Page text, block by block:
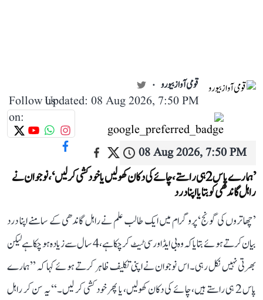
قومی آواز بیورو
Updated: 08 Aug 2026, 7:50 PM
Follow us
on:
08 Aug 2026, 7:50 PM
’ہمارے پاس 2 ہی راستے، چائے کی دکان کھولیں یا خودکشی کر لیں‘، نوجوان نے
راہل گاندھی کو بتایا اپنا درد
’چھاتروں کی گونج‘ پروگرام میں ایک طالب علم نے راہل گاندھی کے سامنے اپنا درد
بیان کرتے ہوئے بتایا کہ وہ بی ایڈ اور سی ٹیٹ کر چکا ہے، 4 سال سے زیادہ ہو چکا ہے لیکن
بھرتی نہیں نکل رہی۔ اس نوجوان نے اپنی تکلیف ظاہر کرتے ہوئے کہا کہ ’’ہمارے
پاس 2 ہی راستے ہیں، چائے کی دکان کھولیں، یا پھر خود کشی کر لیں۔‘‘ یہ سن کر راہل